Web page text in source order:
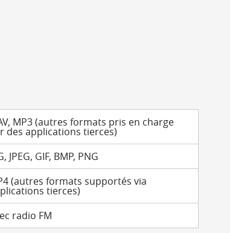
MP3 (autres formats pris en charge
des applications tierces)
JPEG, GIF, BMP, PNG
(autres formats supportés via
tierces)
radio FM